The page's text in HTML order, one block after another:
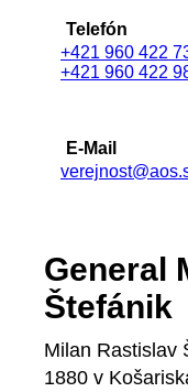
Telefón
+421 960 422
+421 960 422
E-Mail
General
Štefánik
Milan Rastislav
1880 v